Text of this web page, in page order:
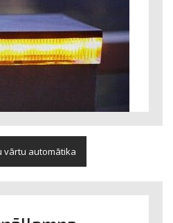
vārtu automātika